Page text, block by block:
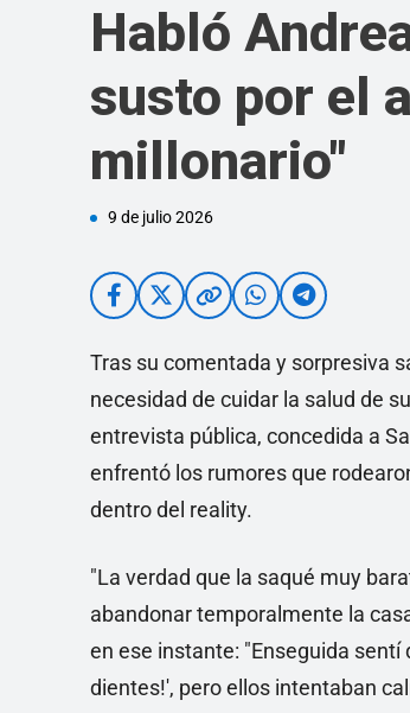
Habló
susto por el
millonario"
9 de julio 2026
Tras su comentada y sorpresiva
necesidad de cuidar la salud de
entrevista pública, concedida a
enfrentó los rumores que
dentro del reality.
"La verdad que la saqué muy
abandonar temporalmente la
en ese instante: "Enseguida sentí
dientes!', pero ellos intentaban